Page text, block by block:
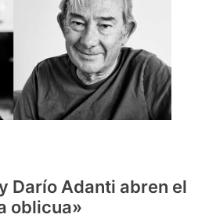
Darío Adanti abren el
oblicua»